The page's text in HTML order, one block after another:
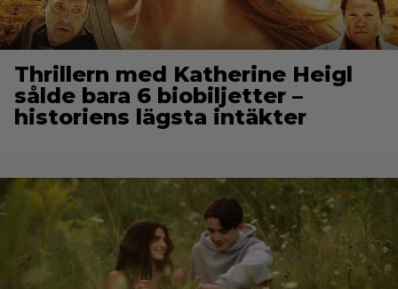
Thrillern med Katherine Heigl
sålde bara 6 biobiljetter –
historiens lägsta intäkter